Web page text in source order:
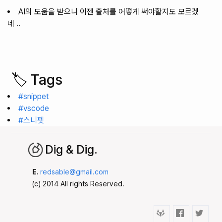
AI의 도움을 받으니 이젠 출처를 어떻게 써야할지도 모르겠
네 ..
🏷️ Tags
#snippet
#vscode
#스니펫
Dig & Dig.
E. redsable@gmail.com
(c) 2014 All rights Reserved.